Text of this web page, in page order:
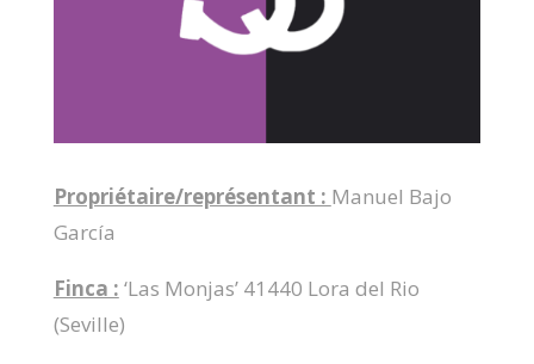
Propriétaire/représentant : Manuel Bajo
García
Finca : ‘Las Monjas’ 41440 Lora del Rio
(Seville)